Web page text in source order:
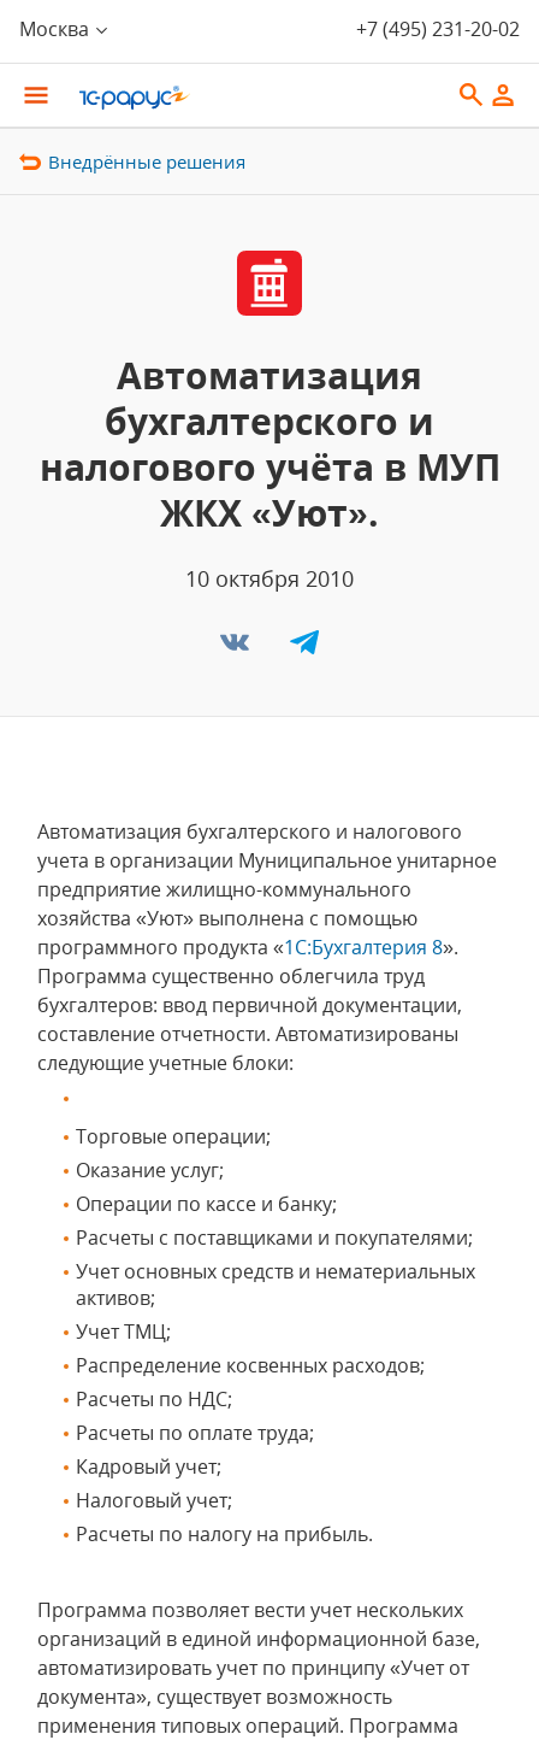
Москва +7 (495) 231-20-02
Внедрённые решения
Автоматизация
бухгалтерского и
налогового учёта в МУП
ЖКХ «Уют».
10 октября 2010
Автоматизация бухгалтерского и налогового
учета в организации Муниципальное унитарное
предприятие жилищно-коммунального
хозяйства «Уют» выполнена с помощью
программного продукта «1С:Бухгалтерия 8».
Программа существенно облегчила труд
бухгалтеров: ввод первичной документации,
составление отчетности. Автоматизированы
следующие учетные блоки:
Торговые операции;
Оказание услуг;
Операции по кассе и банку;
Расчеты с поставщиками и покупателями;
Учет основных средств и нематериальных
активов;
Учет ТМЦ;
Распределение косвенных расходов;
Расчеты по НДС;
Расчеты по оплате труда;
Кадровый учет;
Налоговый учет;
Расчеты по налогу на прибыль.
Программа позволяет вести учет нескольких
организаций в единой информационной базе,
автоматизировать учет по принципу «Учет от
документа», существует возможность
применения типовых операций. Программа